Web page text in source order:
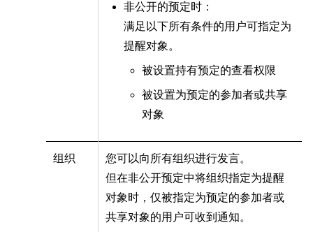
非公开的预定时：
满足以下所有条件的用户可指定为
提醒对象。
被设置持有预定的查看权限
被设置为预定的参加者或共享
对象
组织
您可以向所有组织进行发言。
但在非公开预定中将组织指定为提醒
对象时，仅被指定为预定的参加者或
共享对象的用户可收到通知。